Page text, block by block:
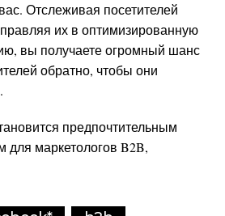
Отслеживая посетителей
их в оптимизированную
вы получаете огромный шанс
обратно, чтобы они
предпочтительным
маркетологов B2B,